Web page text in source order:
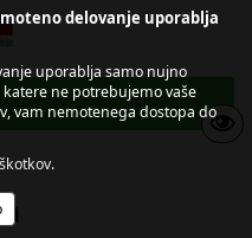
delovanje uporablja
uporablja samo nujno
ne potrebujemo vaše
vam nemotenega dostopa do
.